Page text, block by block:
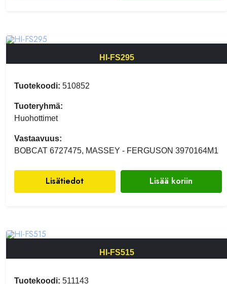
HI-FS295
Tuotekoodi: 510852
Tuoteryhmä:
Huohottimet
Vastaavuus:
BOBCAT 6727475, MASSEY - FERGUSON 3970164M1
Lisätiedot Lisää koriin
HI-FS515
Tuotekoodi: 511143